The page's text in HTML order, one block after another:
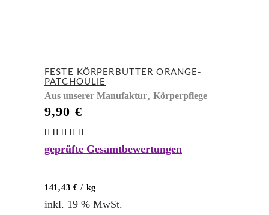
FESTE KÖRPERBUTTER ORANGE-
PATCHOULIE
Aus unserer Manufaktur, Körperpflege
9,90 €
5.00
geprüfte Gesamtbewertungen
141,43 € / kg
inkl. 19 % MwSt.